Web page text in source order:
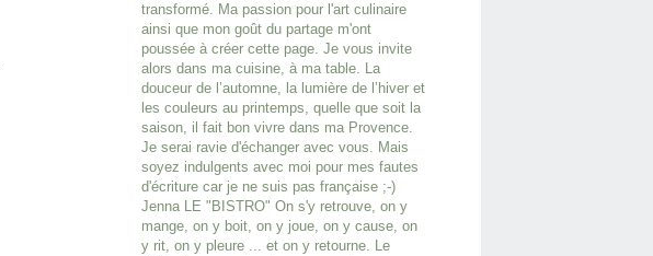
transformé. Ma passion pour l'art culinaire
ainsi que mon goût du partage m'ont
poussée à créer cette page. Je vous invite
alors dans ma cuisine, à ma table. La
douceur de l’automne, la lumière de l’hiver et
les couleurs au printemps, quelle que soit la
saison, il fait bon vivre dans ma Provence.
Je serai ravie d'échanger avec vous. Mais
soyez indulgents avec moi pour mes fautes
d'écriture car je ne suis pas française ;-)
Jenna LE "BISTRO" On s'y retrouve, on y
mange, on y boit, on y joue, on y cause, on
y rit, on y pleure ... et on y retourne. Le